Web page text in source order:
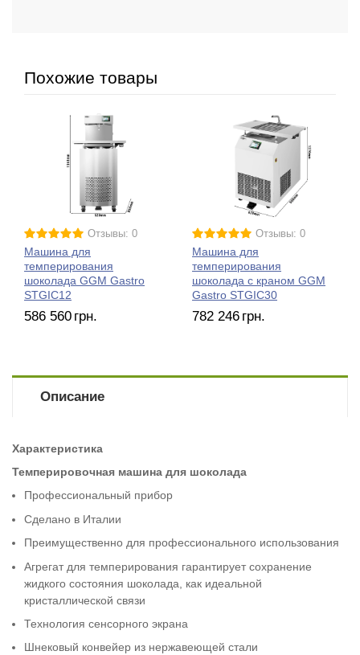
Похожие товары
Отзывы: 0
Машина для
темперирования
шоколада GGM Gastro
STGIC12
586 560 грн.
Отзывы: 0
Машина для
темперирования
шоколада с краном GGM
Gastro STGIC30
782 246 грн.
Описание
Характеристика
Темперировочная машина для шоколада
Профессиональный прибор
Сделано в Италии
Преимущественно для профессионального использования
Агрегат для темперирования гарантирует сохранение
жидкого состояния шоколада, как идеальной
кристаллической связи
Технология сенсорного экрана
Шнековый конвейер из нержавеющей стали